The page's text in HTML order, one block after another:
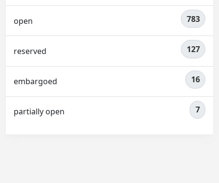
open 783
reserved 127
embargoed 16
partially open 7